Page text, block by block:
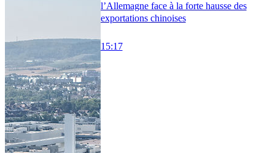
l’Allemagne face à la forte hausse des
exportations chinoises
15:17